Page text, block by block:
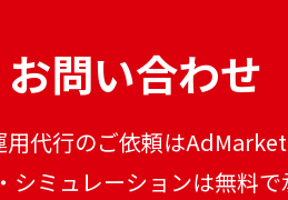
お問い合わせ
代行のご依頼はAdMarket
シミュレーションは無料で